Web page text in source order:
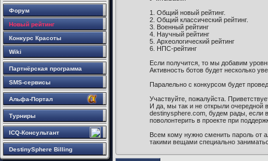
Форум
Новый рейтинг
Конкурс Красоты
Wiki
Партнёрская программа
SMS-сервисы
Альфа-Портал
Турниры
ICQ-Консультант
DestinySphere Billing
1. Общий новый рейтинг.
2. Общий классический рейтинг.
3. Военный рейтинг
4. Научный рейтинг
5. Археологический рейтинг
6. НПС-рейтинг
Если получится, то мы добавим
Активность ботов будет несколько
Паралельно с конкурсом будет
Участвуйте, пожалуйста.
И да, мы так и не открыли очередной
destinysphere.com, будем рады, если
поволонтерить в проекте при
Всем кому нужно сменить пароль от
такими вещами специально